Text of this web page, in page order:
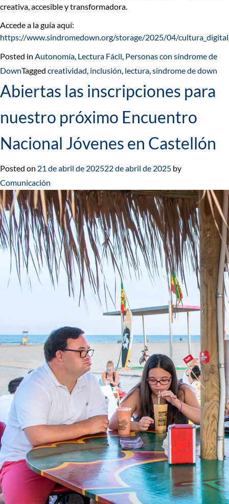
creativa, accesible y transformadora.
Accede a la guía aquí:
https://www.sindromedown.org/storage/2025/04/
Posted in Autonomía, Lectura Fácil, Personas con síndrome de
DownTagged creatividad, inclusión, lectura,sindrome de down
Abiertas las inscripciones para
nuestro próximo Encuentro
Nacional Jóvenes en Castellón
Posted on 21 de abril de 202522 de abril de 2025 by
Comunicación